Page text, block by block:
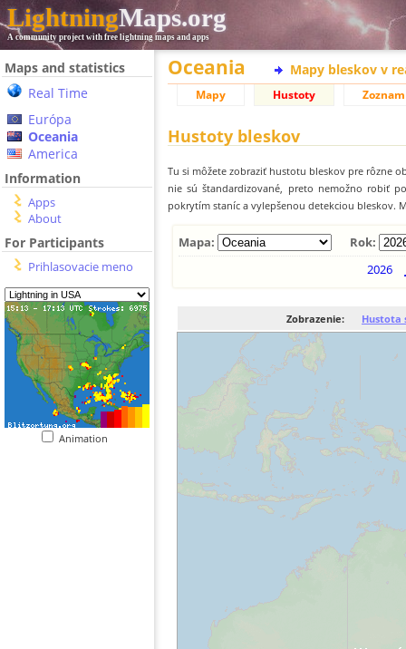
LightningMaps.org
A community project with free lightning maps and apps
Maps and statistics
Real Time
Európa
Oceania
America
Information
Apps
About
For Participants
Prihlasovacie meno
Animation
Oceania Mapy bleskov v
Mapy Hustoty Zoznam
Hustoty bleskov
Tu si môžete zobraziť hustotu bleskov pre rôzne
nie sú štandardizované, preto nemožno robiť
pokrytím staníc a vylepšenou detekciou bleskov.
Mapa:
Rok:
2026
Zobrazenie: Hustota